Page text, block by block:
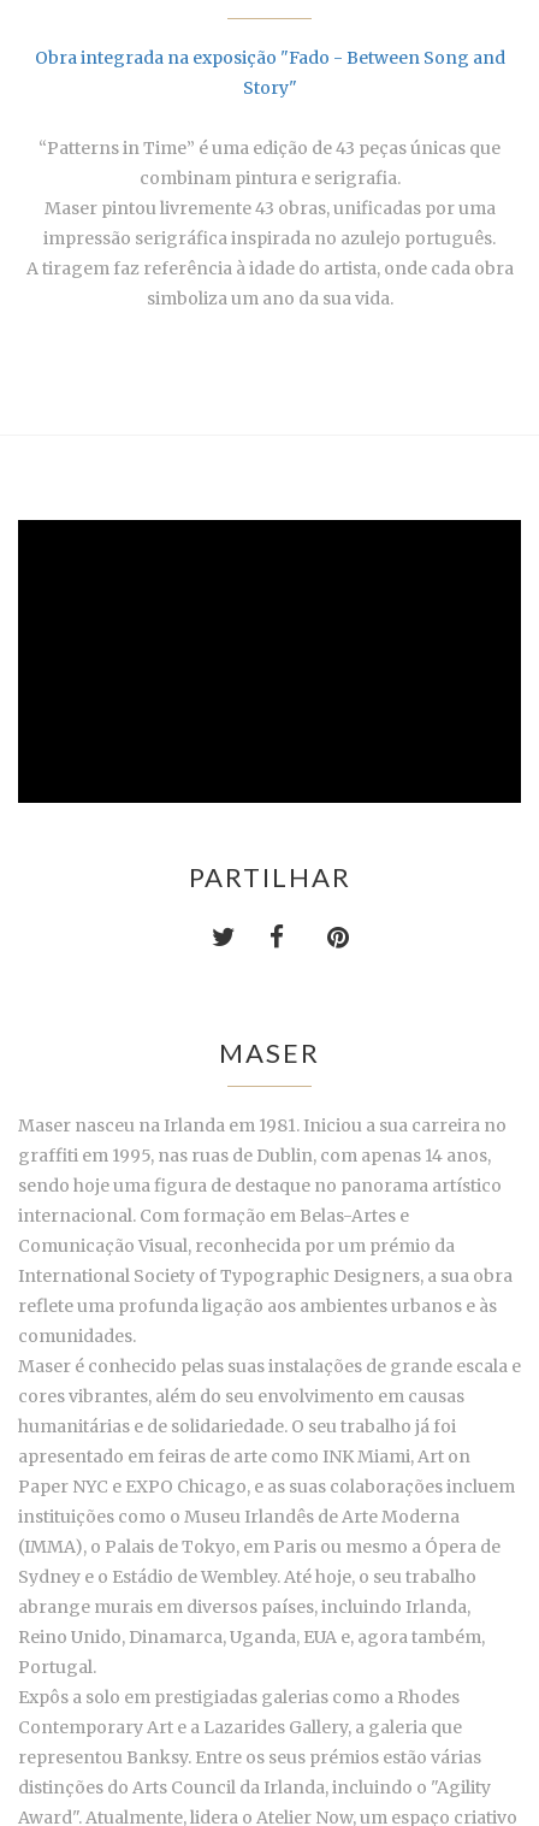
Obra integrada na exposição "Fado - Between Song and
Story"
“Patterns in Time” é uma edição de 43 peças únicas que
combinam pintura e serigrafia.
Maser pintou livremente 43 obras, unificadas por uma
impressão serigráfica inspirada no azulejo português.
A tiragem faz referência à idade do artista, onde cada obra
simboliza um ano da sua vida.
PARTILHAR
MASER
Maser nasceu na Irlanda em 1981. Iniciou a sua carreira no
graffiti em 1995, nas ruas de Dublin, com apenas 14 anos,
sendo hoje uma figura de destaque no panorama artístico
internacional. Com formação em Belas-Artes e
Comunicação Visual, reconhecida por um prémio da
International Society of Typographic Designers, a sua obra
reflete uma profunda ligação aos ambientes urbanos e às
comunidades.
Maser é conhecido pelas suas instalações de grande escala e
cores vibrantes, além do seu envolvimento em causas
humanitárias e de solidariedade. O seu trabalho já foi
apresentado em feiras de arte como INK Miami, Art on
Paper NYC e EXPO Chicago, e as suas colaborações incluem
instituições como o Museu Irlandês de Arte Moderna
(IMMA), o Palais de Tokyo, em Paris ou mesmo a Ópera de
Sydney e o Estádio de Wembley. Até hoje, o seu trabalho
abrange murais em diversos países, incluindo Irlanda,
Reino Unido, Dinamarca, Uganda, EUA e, agora também,
Portugal.
Expôs a solo em prestigiadas galerias como a Rhodes
Contemporary Art e a Lazarides Gallery, a galeria que
representou Banksy. Entre os seus prémios estão várias
distinções do Arts Council da Irlanda, incluindo o "Agility
Award". Atualmente, lidera o Atelier Now, um espaço criativo